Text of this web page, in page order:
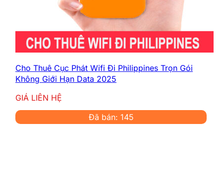
Cho Thuê Cục Phát Wifi Đi Philippines Trọn Gói
Không Giới Hạn Data 2025
GIÁ LIÊN HỆ
Đã bán: 145